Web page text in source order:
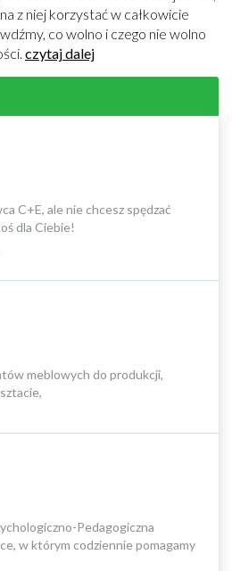
z niej korzystać w całkowicie
co wolno i czego nie wolno
czytaj dalej
C+E, ale nie chcesz spędzać
dla Ciebie!
meblowych do produkcji,
Pedagogiczna
w którym codziennie pomagamy